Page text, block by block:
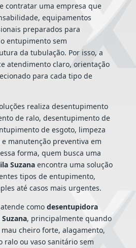
contratar uma empresa que
equipamentos
preparados para
entupimento sem
da tubulação. Por isso, a
atendimento claro, orientação
para cada tipo de
realiza desentupimento
de ralo, desentupimento de
de esgoto, limpeza
manutenção preventiva em
forma, quem busca uma
Suzanaencontra uma solução
tipos de entupimento,
até casos mais urgentes.
como desentupidora
, principalmente quando
cheiro forte, alagamento,
ralo ou vaso sanitário sem